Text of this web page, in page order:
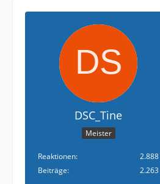
DSC_Tine
Meister
Reaktionen
2.888
Beiträge
2.263